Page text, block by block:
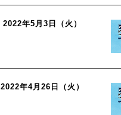
2022年5月3日（火）
2022年4月26日（火）